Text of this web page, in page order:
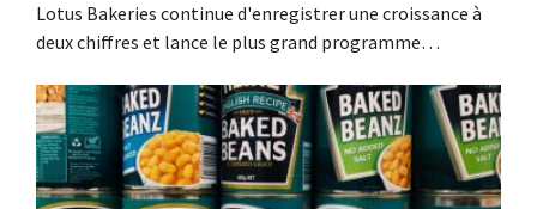
Lotus Bakeries continue d'enregistrer une croissance à
deux chiffres et lance le plus grand programme
capacité de production de Biscoff : « Nous devons saisir
cette opportunité ».